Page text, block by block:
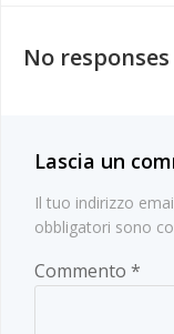
No
Lascia un
Il tuo indirizzo
obbligatori sono
Commento *